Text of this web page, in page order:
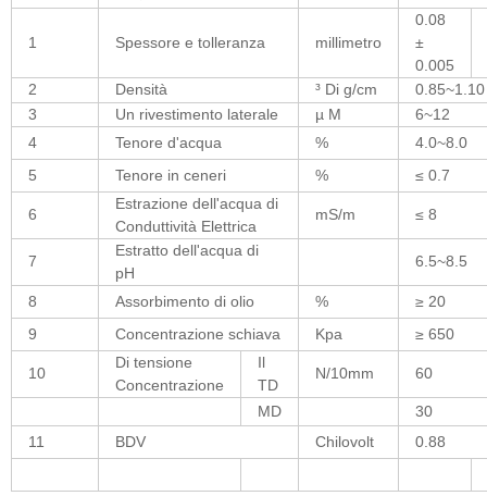
1 Spessore e tolleranza millimetro
0.08
±
0.005
2
Densità ³ Di g/cm
0.85~1.10
3
Un rivestimento laterale µ M
6~12
4
Tenore d'acqua %
4.0~8.0
5
Tenore in ceneri % ≤ 0.7
6
Estrazione dell'acqua di
Conduttività Elettrica
mS/m ≤ 8
7
Estratto dell'acqua di
pH
6.5~8.5
8 Assorbimento di olio %
≥ 20
9
Concentrazione schiava Kpa ≥ 650
10
Di tensione
Concentrazione
Il
TD
N/10mm 60
MD
30
11
BDV Chilovolt 0.88